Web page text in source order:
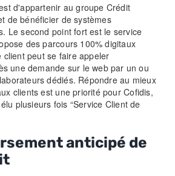
d'appartenir au groupe Crédit
de bénéficier de systèmes
Le second point fort est le service
des parcours 100% digitaux
client peut se faire appeler
une demande sur le web par un ou
dédiés. Répondre au mieux
clients est une priorité pour Cofidis,
plusieurs fois “Service Client de
anticipé de